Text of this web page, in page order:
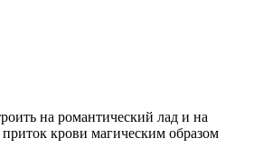
на романтический лад и на
крови магическим образом